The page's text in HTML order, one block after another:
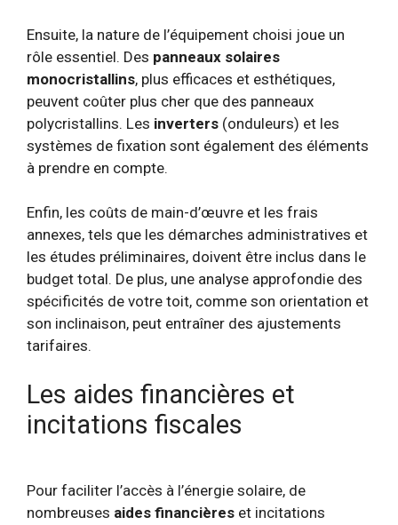
Ensuite, la nature de l’équipement choisi joue un
rôle essentiel. Des panneaux solaires
monocristallins, plus efficaces et esthétiques,
peuvent coûter plus cher que des panneaux
polycristallins. Les inverters (onduleurs) et les
systèmes de fixation sont également des éléments
à prendre en compte.
Enfin, les coûts de main-d’œuvre et les frais
annexes, tels que les démarches administratives et
les études préliminaires, doivent être inclus dans le
budget total. De plus, une analyse approfondie des
spécificités de votre toit, comme son orientation et
son inclinaison, peut entraîner des ajustements
tarifaires.
Les aides financières et
incitations fiscales
Pour faciliter l’accès à l’énergie solaire, de
nombreuses aides financières et incitations